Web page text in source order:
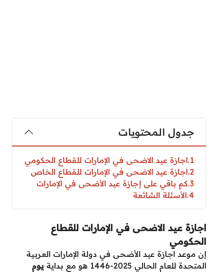
جدول المحتويات
1 اجازة عيد الاضحى في الإمارات للقطاع الحكومي
2 اجازة عيد الاضحى في الإمارات للقطاع الخاص
3 كم باقي على إجازة عيد الأضحى في الإمارات
4 الأسئلة الشائعة
اجازة عيد الاضحى في الإمارات للقطاع
الحكومي
إن موعد اجازة عيد الأضحى في دولة الإمارات العربية
المتحدة للعام الحالي 2025-1446 هو مع بداية
يوم